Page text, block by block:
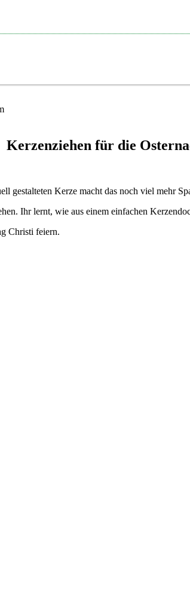
Kerzenziehen für die
gestalteten Kerze macht das noch viel mehr
Ihr lernt, wie aus einem einfachen
Christi feiern.